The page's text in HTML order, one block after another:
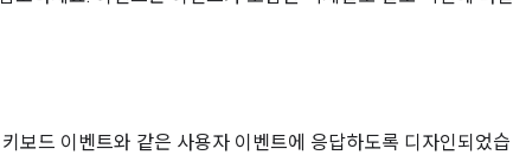
보드 이벤트와 같은 사용자 이벤트에 응답하도록 디자인되었습